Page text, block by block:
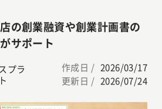
の創業融資や創業計画書の
サポート
プラ
作成日 / 2026/03/17
更新日 / 2026/07/24